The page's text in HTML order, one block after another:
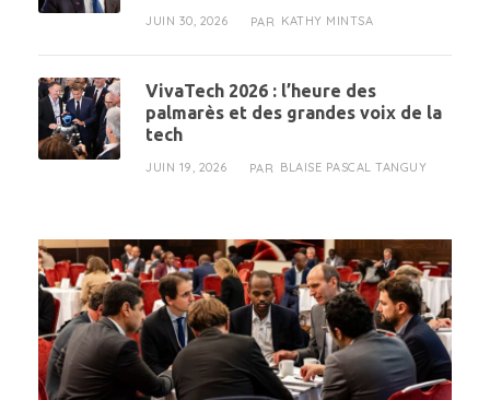
JUIN 30, 2026 PAR KATHY MINTSA
VivaTech 2026 : l’heure des
palmarès et des grandes voix de la
tech
JUIN 19, 2026 PAR BLAISE PASCAL TANGUY